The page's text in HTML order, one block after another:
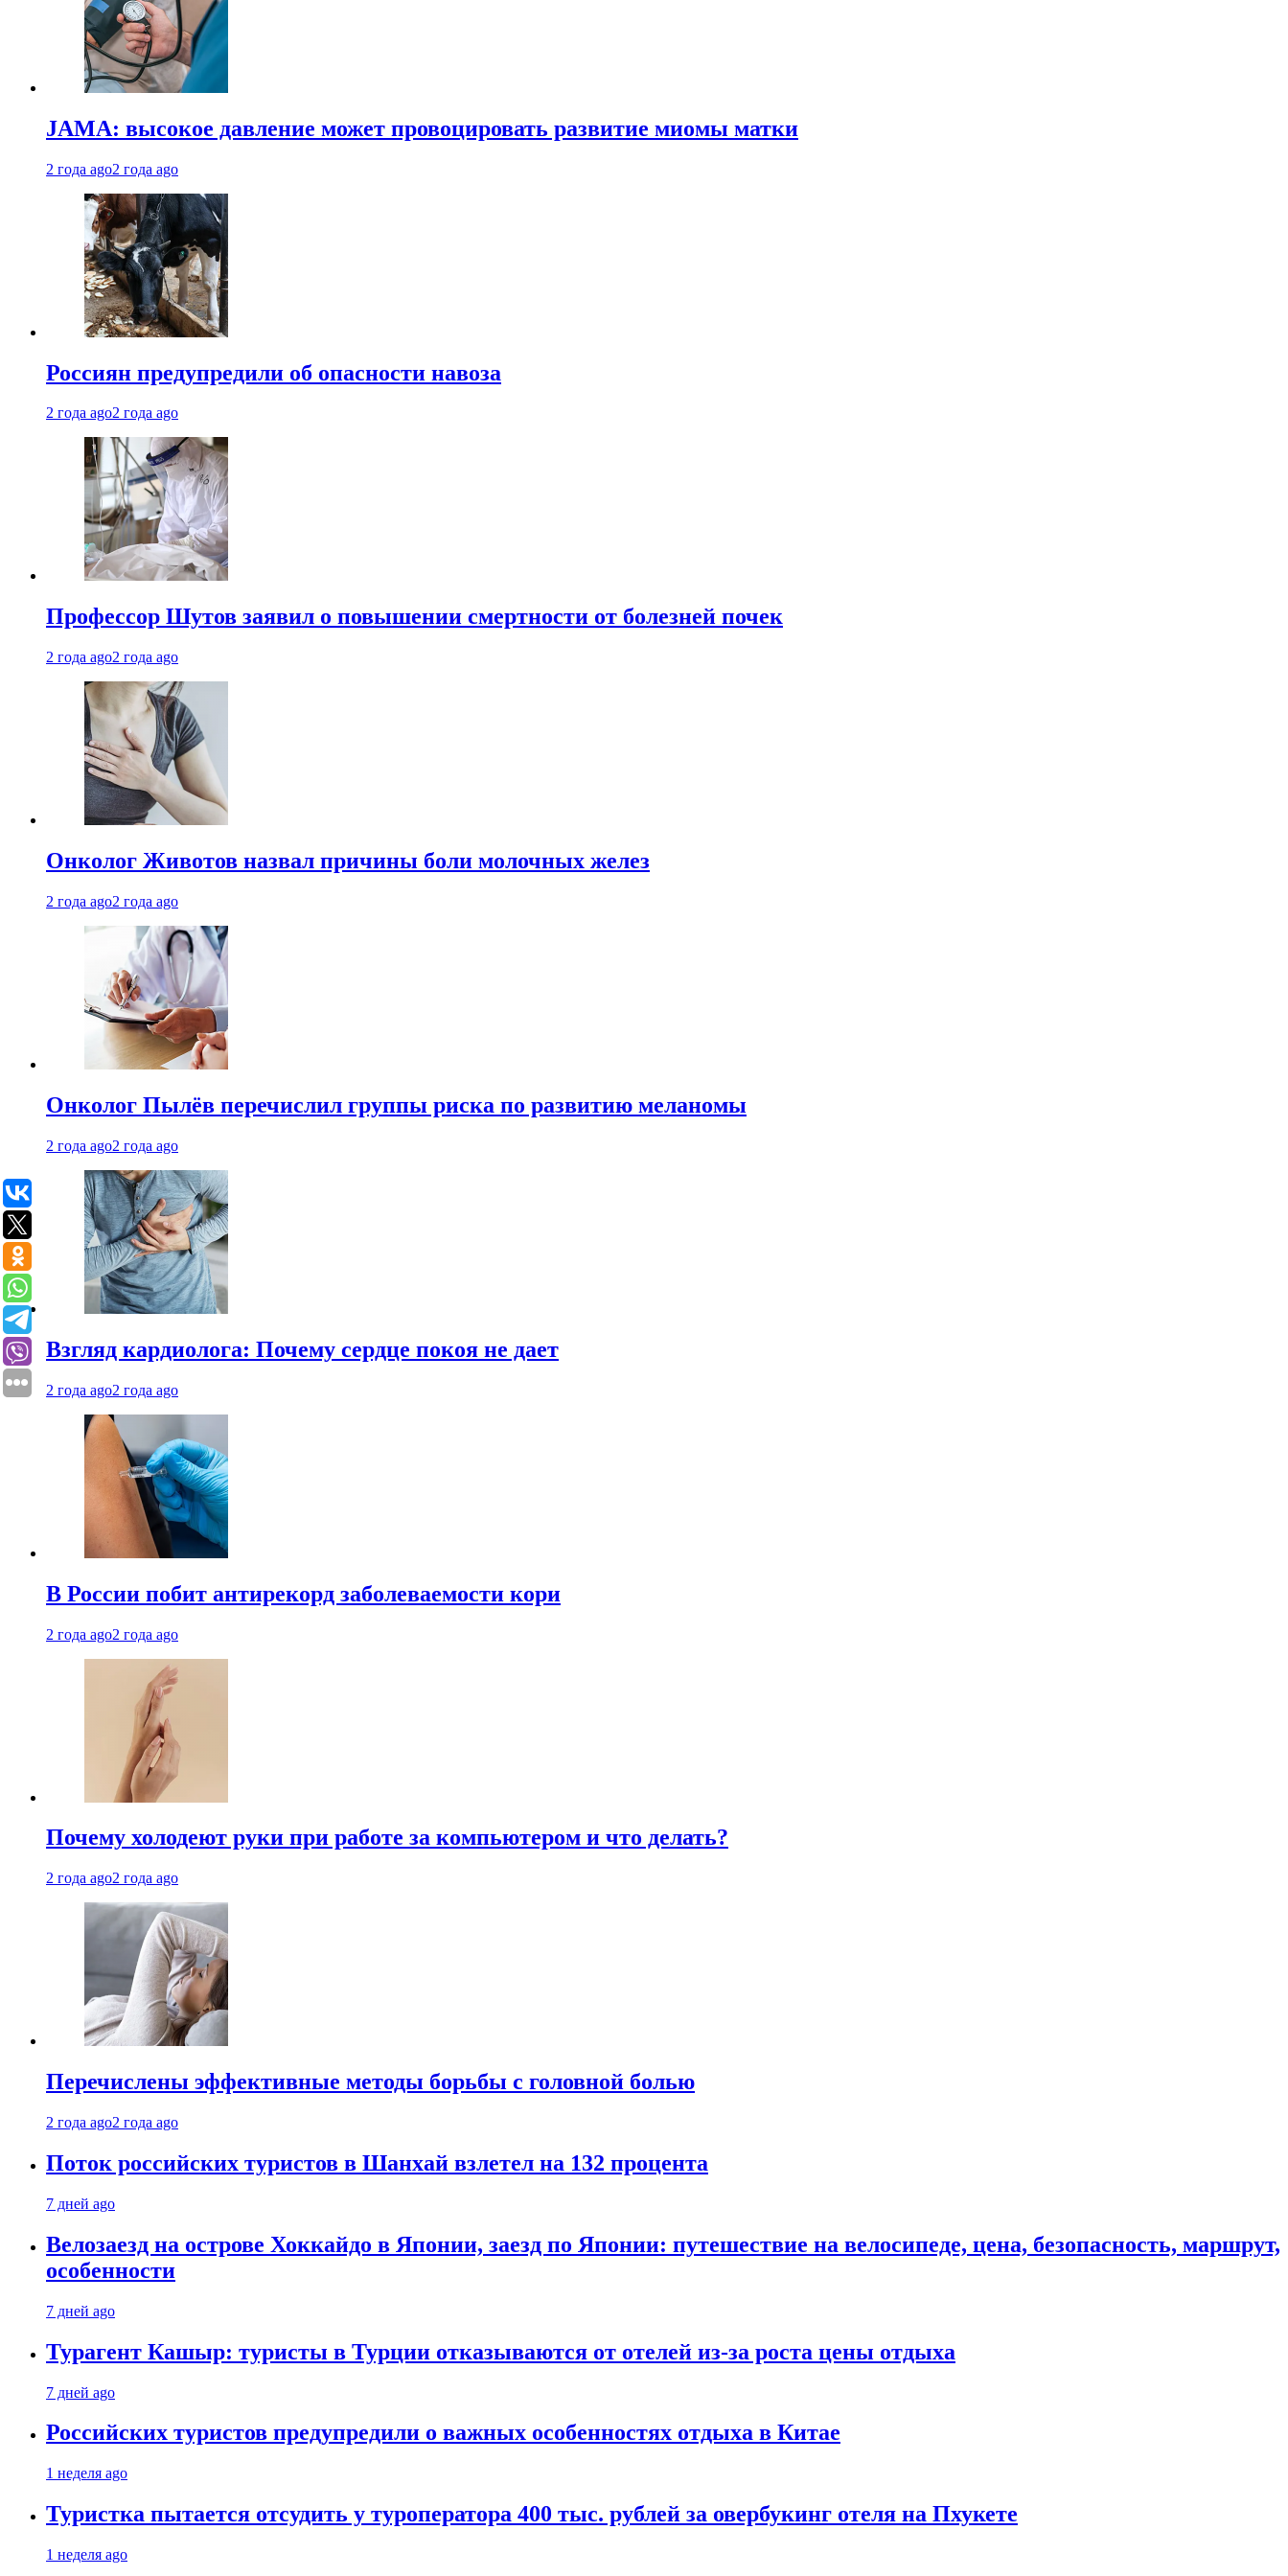
JAMA: высокое давление может провоцировать развитие миомы матки
2 года ago2 года ago
Россиян предупредили об опасности навоза
2 года ago2 года ago
Профессор Шутов заявил о повышении смертности от болезней почек
2 года ago2 года ago
Онколог Животов назвал причины боли молочных желез
2 года ago2 года ago
Онколог Пылёв перечислил группы риска по развитию меланомы
2 года ago2 года ago
Взгляд кардиолога: Почему сердце покоя не дает
2 года ago2 года ago
В России побит антирекорд заболеваемости кори
2 года ago2 года ago
Почему холодеют руки при работе за компьютером и что делать?
2 года ago2 года ago
Перечислены эффективные методы борьбы с головной болью
2 года ago2 года ago
Поток российских туристов в Шанхай взлетел на 132 процента
7 дней ago
Велозаезд на острове Хоккайдо в Японии, заезд по Японии: путешествие на велосипеде, цена, безопасность, маршрут,
особенности
7 дней ago
Турагент Кашыр: туристы в Турции отказываются от отелей из-за роста цены отдыха
7 дней ago
Российских туристов предупредили о важных особенностях отдыха в Китае
1 неделя ago
Туристка пытается отсудить у туроператора 400 тыс. рублей за овербукинг отеля на Пхукете
1 неделя ago